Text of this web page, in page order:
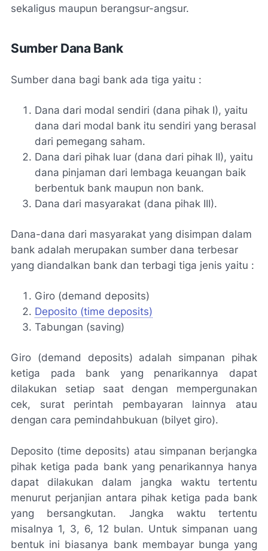
sekaligus maupun berangsur-angsur.
Sumber Dana Bank
Sumber dana bagi bank ada tiga yaitu :
Dana dari modal sendiri (dana pihak I), yaitu
dana dari modal bank itu sendiri yang berasal
dari pemegang saham.
Dana dari pihak luar (dana dari pihak II), yaitu
dana pinjaman dari lembaga keuangan baik
berbentuk bank maupun non bank.
Dana dari masyarakat (dana pihak III).
Dana-dana dari masyarakat yang disimpan dalam
bank adalah merupakan sumber dana terbesar
yang diandalkan bank dan terbagi tiga jenis yaitu :
Giro (demand deposits)
Deposito (time deposits)
Tabungan (saving)
Giro (demand deposits) adalah simpanan pihak
ketiga pada bank yang penarikannya dapat
dilakukan setiap saat dengan mempergunakan
cek, surat perintah pembayaran lainnya atau
dengan cara pemindahbukuan (bilyet giro).
Deposito (time deposits) atau simpanan berjangka
pihak ketiga pada bank yang penarikannya hanya
dapat dilakukan dalam jangka waktu tertentu
menurut perjanjian antara pihak ketiga pada bank
yang bersangkutan. Jangka waktu tertentu
misalnya 1, 3, 6, 12 bulan. Untuk simpanan uang
bentuk ini biasanya bank membayar bunga yang